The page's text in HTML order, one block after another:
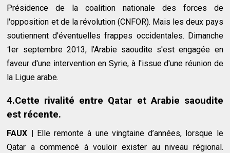
Présidence de la coalition nationale des forces de
l'opposition et de la révolution (CNFOR). Mais les deux pays
soutiennent d'éventuelles frappes occidentales. Dimanche
1er septembre 2013, l'Arabie saoudite s'est engagée en
faveur d'une intervention en Syrie, à l'issue d'une réunion de
la Ligue arabe.
4.Cette rivalité entre Qatar et Arabie saoudite
est récente.
FAUX |
Elle remonte à une vingtaine d’années, lorsque le
Qatar a commencé à vouloir exister au niveau régional.